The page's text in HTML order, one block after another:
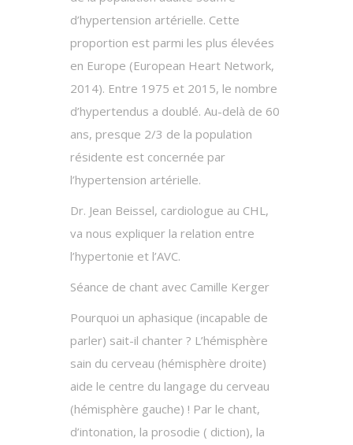
d’hypertension artérielle. Cette
proportion est parmi les plus élevées
en Europe (European Heart Network,
2014). Entre 1975 et 2015, le nombre
d’hypertendus a doublé. Au-delà de 60
ans, presque 2/3 de la population
résidente est concernée par
l’hypertension artérielle.
Dr. Jean Beissel, cardiologue au CHL,
va nous expliquer la relation entre
l’hypertonie et l’AVC.
Séance de chant avec Camille Kerger
Pourquoi un aphasique (incapable de
parler) sait-il chanter ? L’hémisphère
sain du cerveau (hémisphère droite)
aide le centre du langage du cerveau
(hémisphère gauche) ! Par le chant,
d’intonation, la prosodie ( diction), la